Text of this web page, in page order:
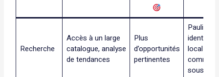
Recherche
Accès à un large
catalogue, analyse
de tendances
Plus
d’opportunités
pertinentes
Pauline
identifie
local
sous-